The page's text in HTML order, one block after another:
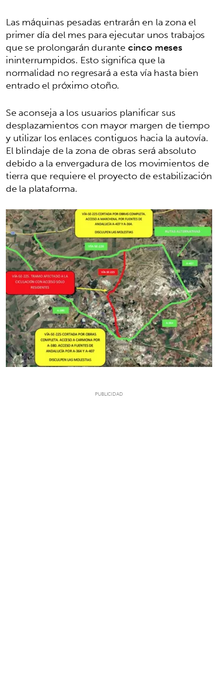
Las máquinas pesadas entrarán en la zona el
primer día del mes para ejecutar unos trabajos
que se prolongarán durantecinco meses
ininterrumpidos. Esto significa que la
normalidad no regresará a esta vía hasta bien
entrado el próximo otoño.
Se aconseja a los usuarios planificar sus
desplazamientos con mayor margen de tiempo
y utilizar los enlaces contiguos hacia la autovía.
El blindaje de la zona de obras será absoluto
debido a la envergadura de los movimientos de
tierra que requiere el proyecto de estabilización
de la plataforma.